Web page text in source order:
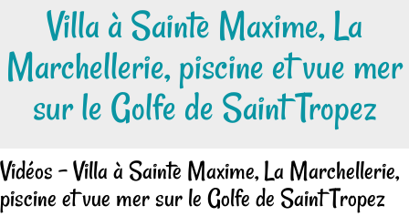
Villa à Sainte Maxime, La
Marchellerie, piscine et vue mer
sur le Golfe de Saint Tropez
Vidéos - Villa à Sainte Maxime, La Marchellerie,
piscine et vue mer sur le Golfe de Saint Tropez